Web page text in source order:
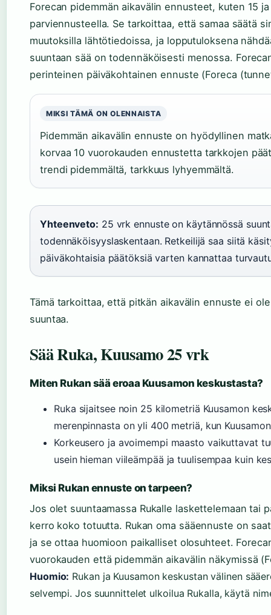
Forecan pidemmän aikavälin ennusteet, kuten 15
parviennusteella. Se tarkoittaa, että samaa säätä
muutoksilla lähtötiedoissa, ja lopputuloksena
suuntaan sää on todennäköisesti menossa.
perinteinen päiväkohtainen ennuste (Foreca
MIKSI TÄMÄ ON OLENNAISTA
Pidemmän aikavälin ennuste on hyödyllinen
korvaa 10 vuorokauden ennustetta tarkkojen
trendi pidemmältä, tarkkuus lyhyemmältä.
Yhteenveto: 25 vrk ennuste on käytännössä
todennäköisyyslaskentaan. Retkeilijä saa siitä
päiväkohtaisia päätöksiä varten kannattaa
Tämä tarkoittaa, että pitkän aikavälin ennuste ei
suuntaa.
Sää Ruka, Kuusamo 25 vrk
Miten Rukan sää eroaa Kuusamon keskustasta?
Ruka sijaitsee noin 25 kilometriä Kuusamon
merenpinnasta on yli 400 metriä, kun
Korkeusero ja avoimempi maasto vaikuttavat
usein hieman viileämpää ja tuulisempaa kuin
Miksi Rukan ennuste on tarpeen?
Jos olet suuntaamassa Rukalle laskettelemaan tai
kerro koko totuutta. Rukan oma sääennuste on
ja se ottaa huomioon paikalliset olosuhteet.
vuorokauden että pidemmän aikavälin näkymissä
Huomio: Rukan ja Kuusamon keskustan välinen
selvempi. Jos suunnittelet ulkoilua Rukalla, käytä